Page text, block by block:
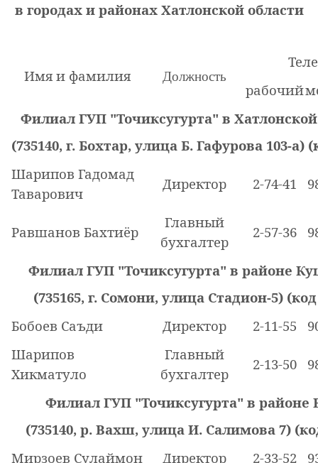
в городах и районах Хатлонской области
Имя и фамилия Должность
рабочий
Филиал ГУП "Точиксугурта" в
(735140, г. Бохтар, улица Б. Гафурова 103-а)
Шарипов Гадомад
Таварович
Директор 2-74-41
Равшанов Бахтиёр
Главный
бухгалтер
2-57-36
Филиал ГУП "Точиксугурта" в районе
(735165, г. Сомони, улица Стадион-5) (код
Бобоев Саъди
Директор 2-11-55
Шарипов
Хикматуло
Главный
бухгалтер
2-13-50
Филиал ГУП "Точиксугурта" в районе
(735140, р. Вахш, улица И. Салимова 7)
Мирзоев Сулаймон
Директор 2-33-52